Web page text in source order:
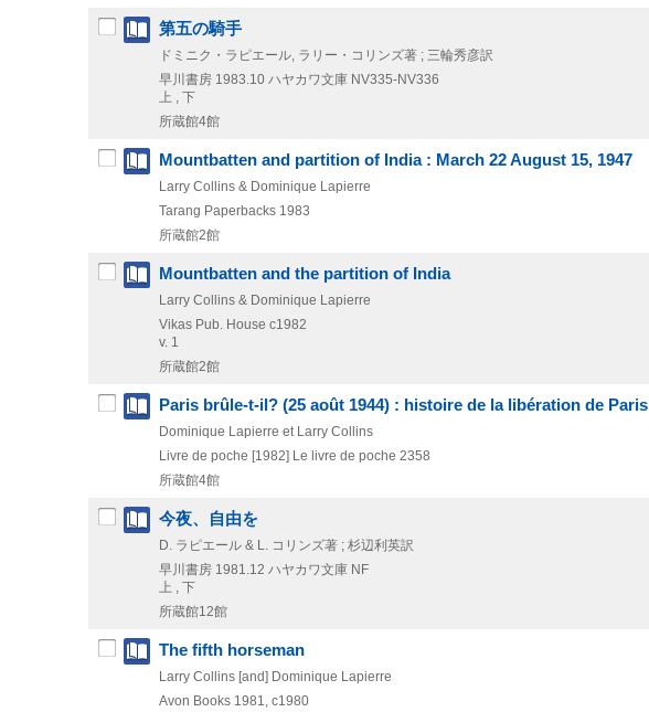
第五の騎手
ドミニク・ラピエール, ラリー・コリンズ著 ; 三輪秀彦訳
早川書房 1983.10 ハヤカワ文庫 NV335-NV336
上 , 下
所蔵館4館
Mountbatten and partition of India : March 22 August 15, 1947
Larry Collins & Dominique Lapierre
Tarang Paperbacks 1983
所蔵館2館
Mountbatten and the partition of India
Larry Collins & Dominique Lapierre
Vikas Pub. House c1982
v. 1
所蔵館2館
Paris brûle-t-il? (25 août 1944) : histoire de la libération de Paris
Dominique Lapierre et Larry Collins
Livre de poche [1982] Le livre de poche 2358
所蔵館4館
今夜、自由を
D. ラピエール & L. コリンズ著 ; 杉辺利英訳
早川書房 1981.12 ハヤカワ文庫 NF
上 , 下
所蔵館12館
The fifth horseman
Larry Collins [and] Dominique Lapierre
Avon Books 1981, c1980